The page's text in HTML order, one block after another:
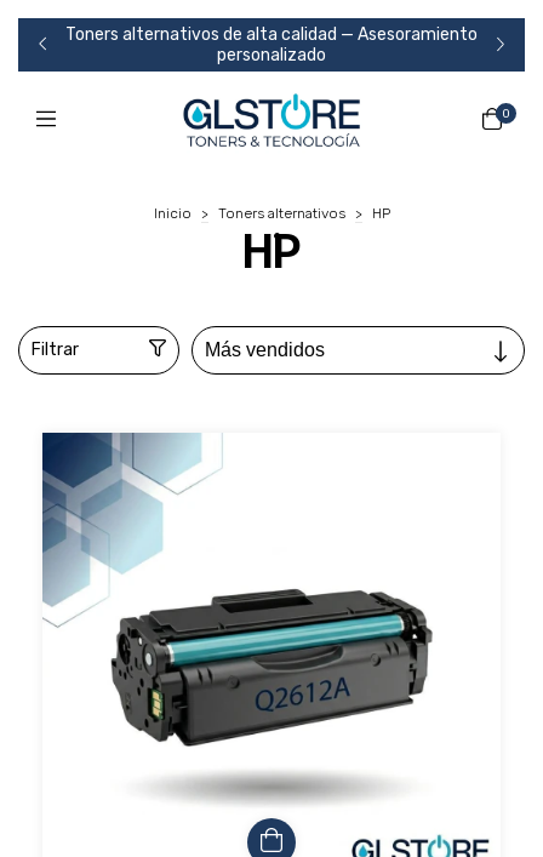
Toners alternativos de alta calidad — Asesoramiento
personalizado
0
Inicio > Toners alternativos > HP
HP
Filtrar